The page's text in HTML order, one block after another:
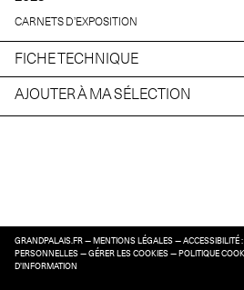
CARNETS D’EXPOSITION
FICHE TECHNIQUE
AJOUTER À MA SÉLECTION
GRANDPALAIS.FR — MENTIONS LÉGALES — ACCESSIBILITÉ
PERSONNELLES — GÉRER LES COOKIES — POLITIQUE
D’INFORMATION